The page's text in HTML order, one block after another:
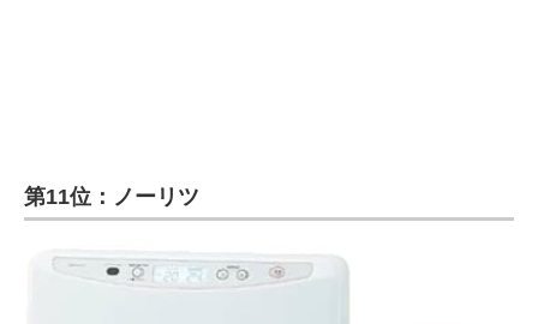
建設×テクノロジーの最前線
ちょっと気になるネットの話題
第11位：ノーリツ